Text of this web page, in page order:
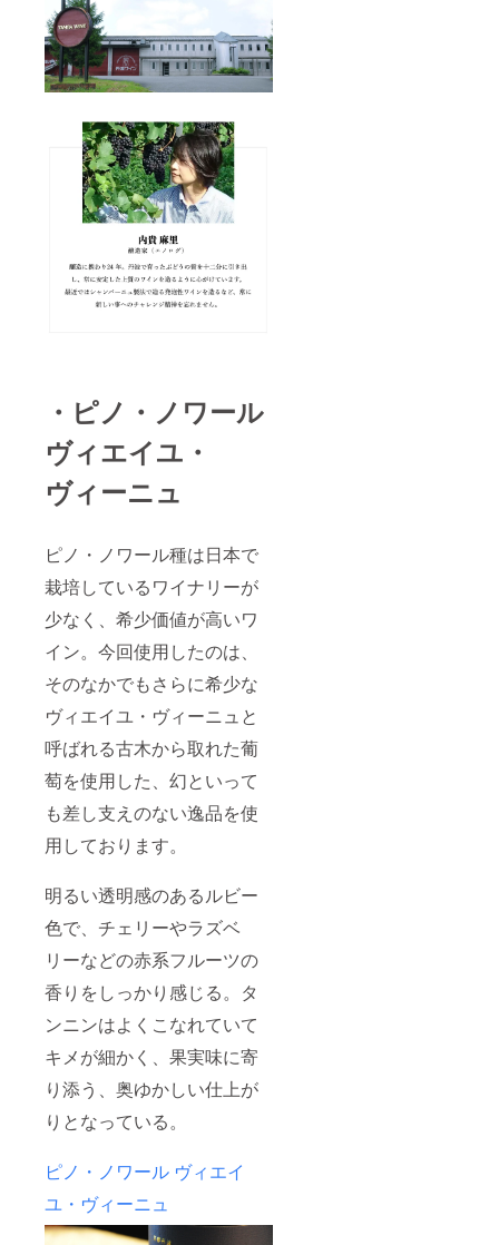
・ピノ・ノワール
ヴィエイユ・
ヴィーニュ
ピノ・ノワール種は日本で
栽培しているワイナリーが
少なく、希少価値が高いワ
イン。今回使用したのは、
そのなかでもさらに希少な
ヴィエイユ・ヴィーニュと
呼ばれる古木から取れた葡
萄を使用した、幻といって
も差し支えのない逸品を使
用しております。
明るい透明感のあるルビー
色で、チェリーやラズベ
リーなどの赤系フルーツの
香りをしっかり感じる。タ
ンニンはよくこなれていて
キメが細かく、果実味に寄
り添う、奥ゆかしい仕上が
りとなっている。
ピノ・ノワール ヴィエイ
ユ・ヴィーニュ